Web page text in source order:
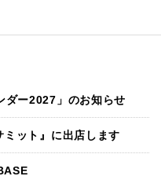
ダー2027」のお知らせ
ット』に出店します